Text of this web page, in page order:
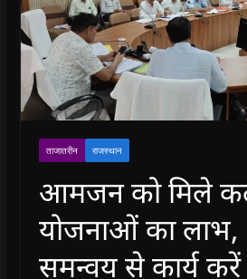
ताजातरीन राजस्थान
आमजन को मिले
योजनाओं का
समन्वय से कार्य करें